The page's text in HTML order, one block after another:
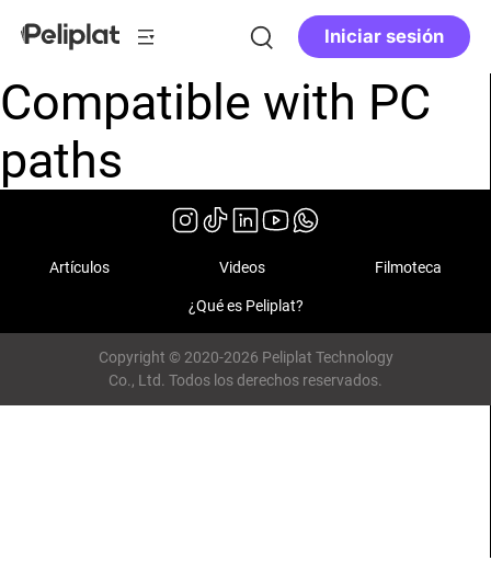
Iniciar sesión
Compatible with PC
paths
Artículos Videos Filmoteca
¿Qué es Peliplat?
Copyright © 2020-2026 Peliplat Technology
Co., Ltd. Todos los derechos reservados.